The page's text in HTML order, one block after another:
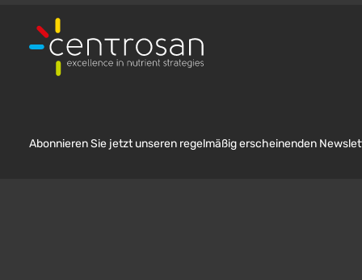
Abonnieren Sie jetzt unseren regelmäßig erscheinenden